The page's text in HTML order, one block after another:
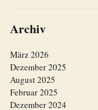
Archiv
März 2026
Dezember 2025
August 2025
Februar 2025
Dezember 2024